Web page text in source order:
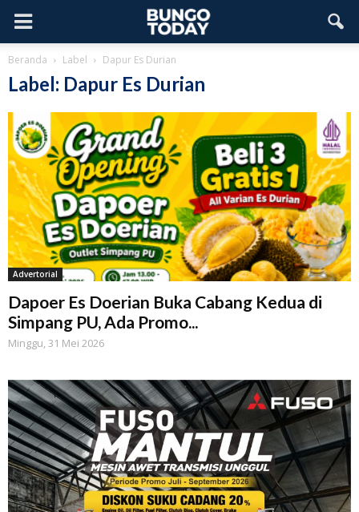
Beranda Label Dapur Es Durian
Label: Dapur Es Durian
Advertorial
Dapoer Es Doerian Buka Cabang Kedua di
Simpang PU, Ada Promo...
Minggu, 31 Mei 2026